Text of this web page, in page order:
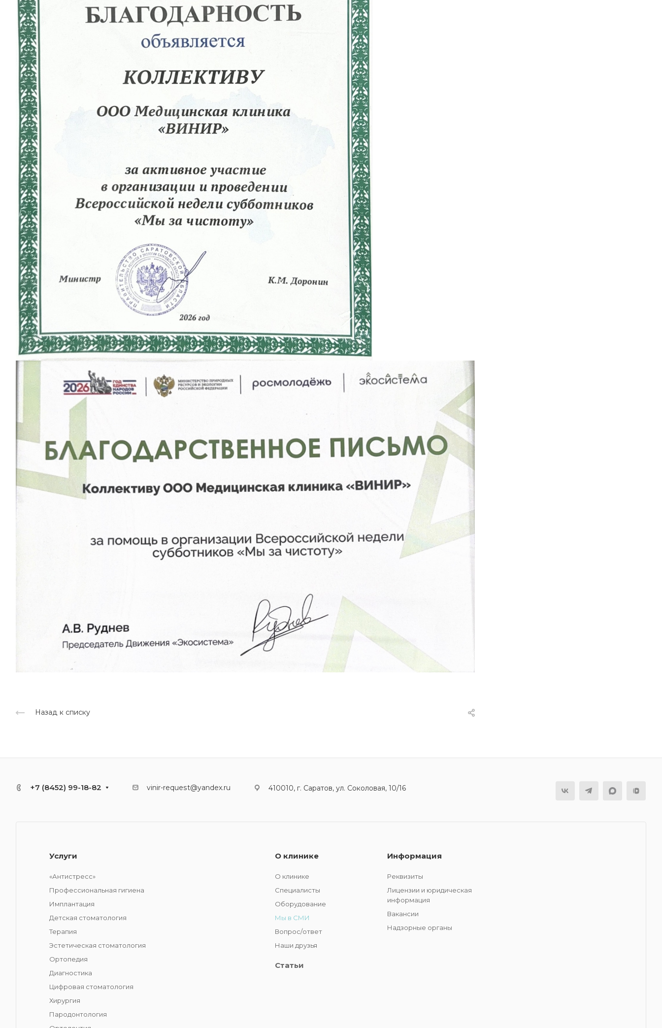
Назад к списку
+7 (8452) 99-18-82 vinir-request@yandex.ru 410010, г. Саратов, ул. Соколовая, 10/16
Услуги
«Антистресс»
Профессиональная гигиена
Имплантация
Детская стоматология
Терапия
Эстетическая стоматология
Ортопедия
Диагностика
Цифровая стоматология
Хирургия
Пародонтология
О клинике
О клинике
Специалисты
Оборудование
Мы в СМИ
Вопрос/ответ
Наши друзья
Статьи
Информация
Реквизиты
Лицензии и юридическая
информация
Вакансии
Надзорные органы